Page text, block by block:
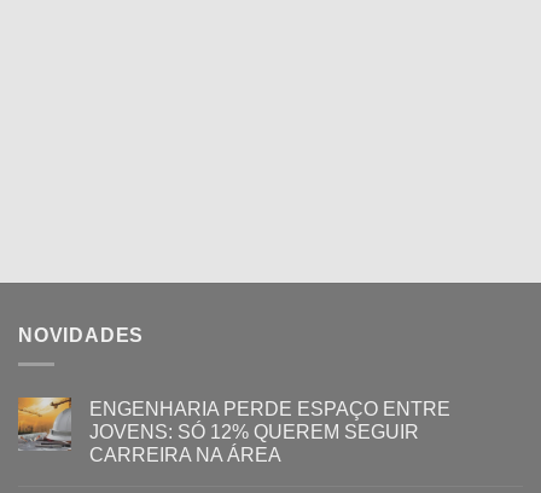
NOVIDADES
ENGENHARIA PERDE ESPAÇO ENTRE
JOVENS: SÓ 12% QUEREM SEGUIR
CARREIRA NA ÁREA